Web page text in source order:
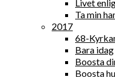
Livet
Ta min
2017
68-
Bara idag
Boosta
Boosta